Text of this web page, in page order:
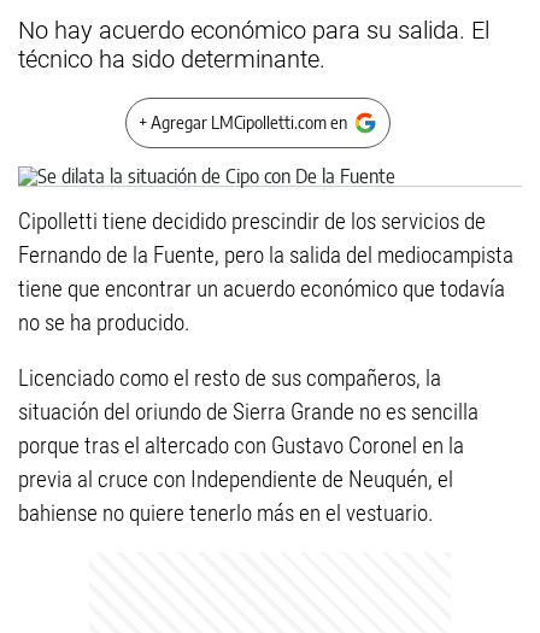
No hay acuerdo económico para su salida. El
técnico ha sido determinante.
+ Agregar LMCipolletti.com en
Cipolletti tiene decidido prescindir de los servicios de
Fernando de la Fuente, pero la salida del mediocampista
tiene que encontrar un acuerdo económico que todavía
no se ha producido.
Licenciado como el resto de sus compañeros, la
situación del oriundo de Sierra Grande no es sencilla
porque tras el altercado con Gustavo Coronel en la
previa al cruce con Independiente de Neuquén, el
bahiense no quiere tenerlo más en el vestuario.